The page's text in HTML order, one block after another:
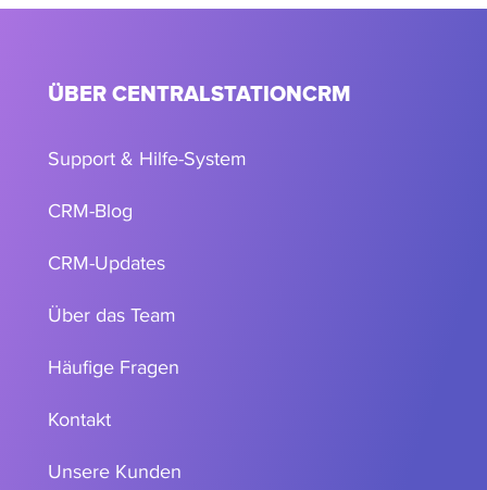
ÜBER CENTRALSTATIONCRM
Support & Hilfe-System
CRM-Blog
CRM-Updates
Über das Team
Häufige Fragen
Kontakt
Unsere Kunden